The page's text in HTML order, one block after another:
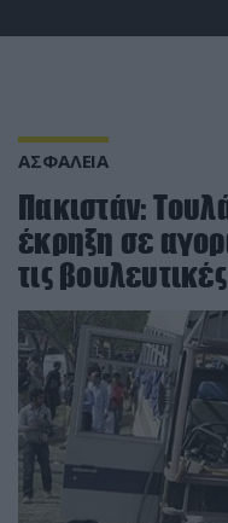
ΑΣΦΑΛΕΙΑ
Πακιστάν:
έκρηξη σε
τις